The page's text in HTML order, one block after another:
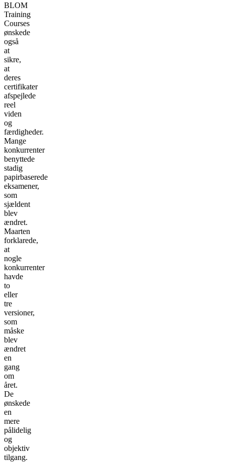
BLOM
Training
Courses
ønskede
også
at
sikre,
at
deres
certifikater
afspejlede
reel
viden
og
færdigheder.
Mange
konkurrenter
benyttede
stadig
papirbaserede
eksamener,
som
sjældent
blev
ændret.
Maarten
forklarede,
at
nogle
konkurrenter
havde
to
eller
tre
versioner,
som
måske
blev
ændret
en
gang
om
året.
De
ønskede
en
mere
pålidelig
og
objektiv
tilgang.